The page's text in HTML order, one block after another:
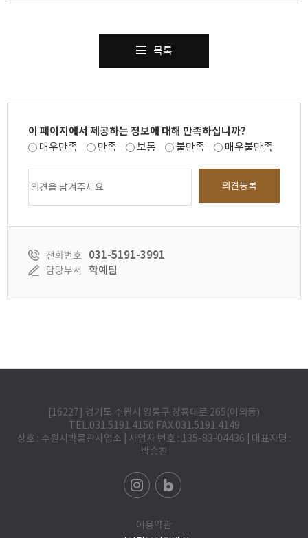
목록
이 페이지에서 제공하는 정보에 대해 만족하십니까?
매우만족
만족 보통 불만족 매우불만족
의견등록
전화번호 031-5191-3991
담당부서 학예팀
[16227] 경기도 수원시 영통구 창룡대로 265(이의동)
TEL.031.5191.4150 FAX.031.5191.4149
상호 : 수원시박물관사업소 | 사업자 번호 : 135-83-04436 | 대표자명 :
박승진
이용약관